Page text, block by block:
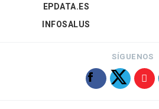
EPDATA.ES
INFOSALUS
SÍGUENOS